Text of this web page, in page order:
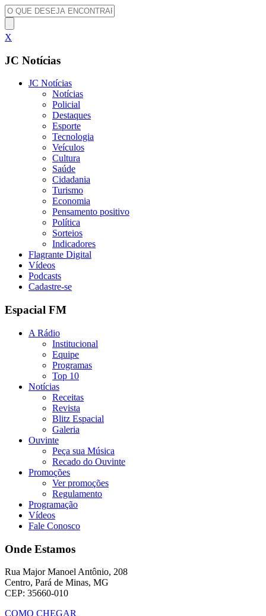
X
JC Notícias
JC Notícias
Notícias
Policial
Destaques
Esporte
Tecnologia
Veículos
Cultura
Saúde
Cidadania
Turismo
Economia
Pensamento positivo
Política
Sorteios
Indicadores
Flagrante Digital
Vídeos
Podcasts
Cadastre-se
Espacial FM
A Rádio
Institucional
Equipe
Programas
Top 10
Notícias
Receitas
Revista
Blitz Espacial
Galeria
Ouvinte
Peça sua Música
Recado do Ouvinte
Promoções
Ver promoções
Regulamento
Programação
Vídeos
Fale Conosco
Onde Estamos
Rua Major Manoel Antônio, 208
Centro, Pará de Minas, MG
CEP: 35660-010
COMO CHEGAR